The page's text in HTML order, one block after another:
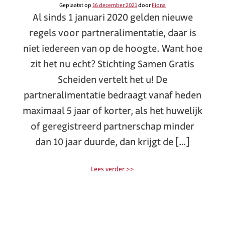
Geplaatst op16 december 2021doorFiona
Al sinds 1 januari 2020 gelden nieuwe
regels voor partneralimentatie, daar is
niet iedereen van op de hoogte. Want hoe
zit het nu echt? Stichting Samen Gratis
Scheiden vertelt het u! De
partneralimentatie bedraagt vanaf heden
maximaal 5 jaar of korter, als het huwelijk
of geregistreerd partnerschap minder
dan 10 jaar duurde, dan krijgt de […]
Lees verder >>